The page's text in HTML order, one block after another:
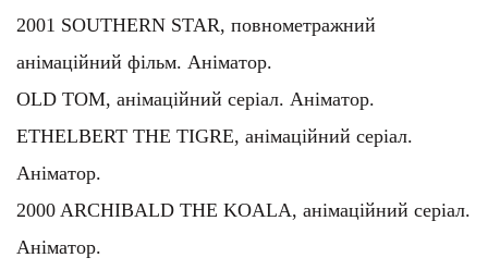
фільм. Аніматор.
VAMPIRES, PIRATES, ALIENS, анімаційний серіал.
Аніматор.
PABLO, THE LITTLE RED FOX, анімаційний серіал.
Аніматор.
PENSE BETES, анімаційний серіал. Аніматор.
1997 LUPO ALBERTO, анімаційний серіал.